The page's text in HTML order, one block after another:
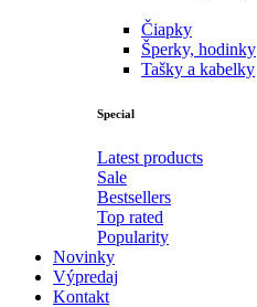
Čiapky
Šperky, hodinky
Tašky a kabelky
Special
Latest products
Sale
Bestsellers
Top rated
Popularity
Novinky
Výpredaj
Kontakt